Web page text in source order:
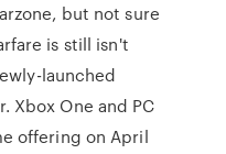
but not sure
is still isn't
launched
Xbox One and PC
offering on April